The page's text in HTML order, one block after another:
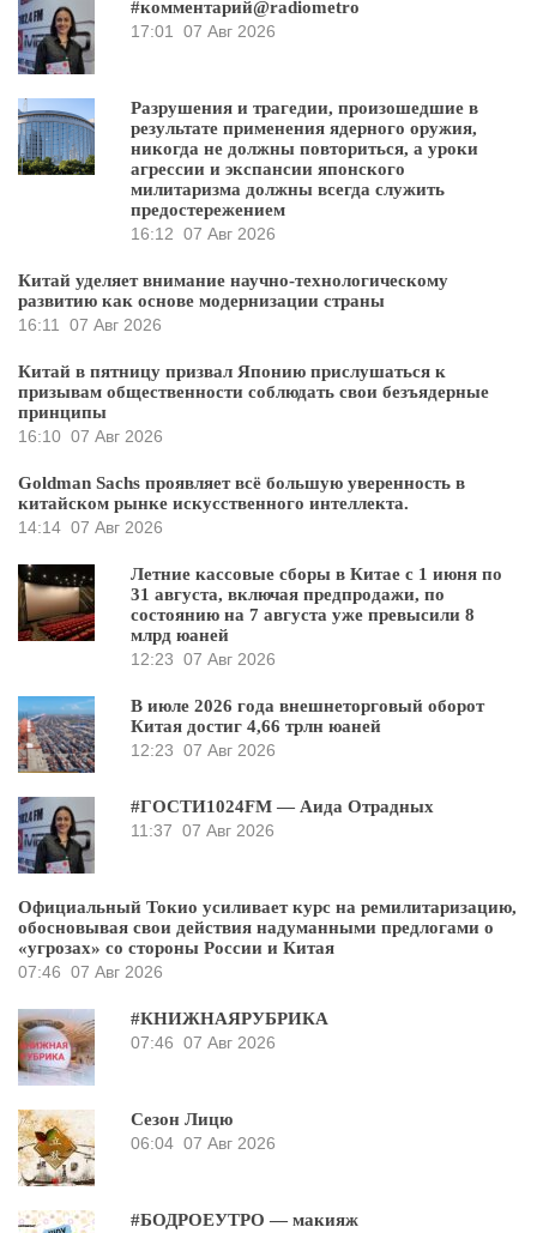
#комментарий@radiometro
17:01
07 Авг 2026
Разрушения и трагедии, произошедшие в
результате применения ядерного оружия,
никогда не должны повториться, а уроки
агрессии и экспансии японского
милитаризма должны всегда служить
предостережением
16:12 07 Авг 2026
Китай уделяет внимание научно-технологическому
развитию как основе модернизации страны
16:11
07 Авг 2026
Китай в пятницу призвал Японию прислушаться к
призывам общественности соблюдать свои безъядерные
принципы
16:10 07 Авг 2026
Goldman Sachs проявляет всё большую уверенность в
китайском рынке искусственного интеллекта.
14:14 07 Авг 2026
Летние кассовые сборы в Китае с 1 июня по
31 августа, включая предпродажи, по
состоянию на 7 августа уже превысили 8
млрд юаней
12:23 07 Авг 2026
В июле 2026 года внешнеторговый оборот
Китая достиг 4,66 трлн юаней
12:23 07 Авг 2026
#ГОСТИ1024FM — Аида Отрадных
11:37 07 Авг 2026
Официальный Токио усиливает курс на ремилитаризацию,
обосновывая свои действия надуманными предлогами о
«угрозах» со стороны России и Китая
07:46 07 Авг 2026
#КНИЖНАЯРУБРИКА
07:46 07 Авг 2026
Сезон Лицю
06:04 07 Авг 2026
#БОДРОЕУТРО — макияж